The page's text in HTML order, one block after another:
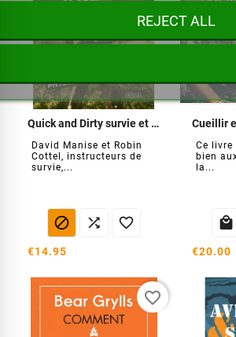
Quick and Dirty survie et endurance
David Manise et Robin
Cottel, instructeurs de
survie,...
  
€14.95
Ce livre
bien
la...

€20.00
favorite_border
REJECT ALL